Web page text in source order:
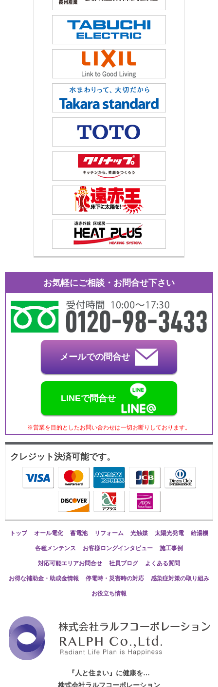
お気軽にご相談・お問合せ下さい
メールでの問合せ
LINEで問合せ
※営業を目的としたお問い合わせは一切お断りしております。
クレジット決済可能です。
トップ オール電化 蓄電池 リフォーム 光触媒 太陽光発電 給湯機
各種メンテンス お客様ロングインタビュー 施工事例
対応可能エリアお問合せ 社員ブログ よくある質問
お得な補助金・助成金情報 停電時・災害時の対応 感染症対策の取り組み
お役立ち情報
『人と住まい』に健康を…
株式会社ラルフコーポレーション